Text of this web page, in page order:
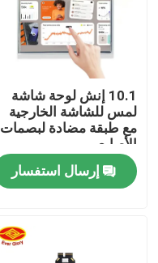
ضبط الجودة
اتصل بنا
أخبار
10.1 إنش لوحة شاشة
لمس للشاشة الخارجية
مع طبقة مضادة لبصمات
الأصابع
إرسال استفسار